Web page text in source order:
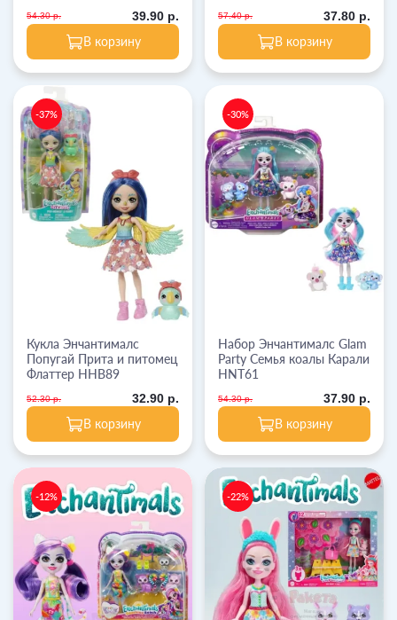
54.30 р. 39.90 р.
В корзину
57.40 р. 37.80 р.
В корзину
-37%
Кукла Энчантималс
Попугай Прита и питомец
Флаттер HHB89
52.30 р. 32.90 р.
В корзину
-30%
Набор Энчантималс Glam
Party Семья коалы Карали
HNT61
54.30 р. 37.90 р.
В корзину
-12% -22%